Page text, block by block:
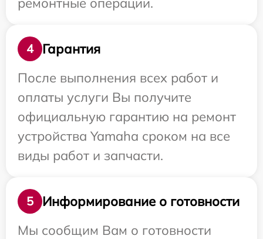
4
Гарантия
После выполнения всех работ и
оплаты услуги Вы получите
официальную гарантию на ремонт
устройства Yamaha сроком на все
виды работ и запчасти.
5
Информирование о готовности
Мы сообщим Вам о готовности